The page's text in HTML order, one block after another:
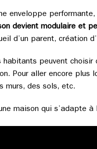
enveloppe
devient modulaire et
d’un parent, création
habitants peuvent
Pour aller encore plus
murs, des sols, etc.
maison qui s’adapte à